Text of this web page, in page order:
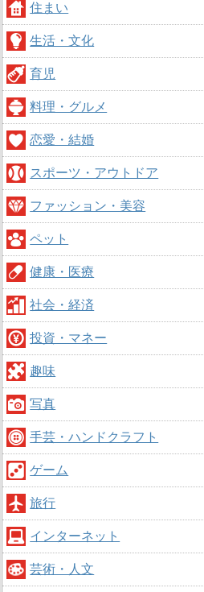
住まい
生活・文化
育児
料理・グルメ
恋愛・結婚
スポーツ・アウトドア
ファッション・美容
ペット
健康・医療
社会・経済
投資・マネー
趣味
写真
手芸・ハンドクラフト
ゲーム
旅行
インターネット
芸術・人文